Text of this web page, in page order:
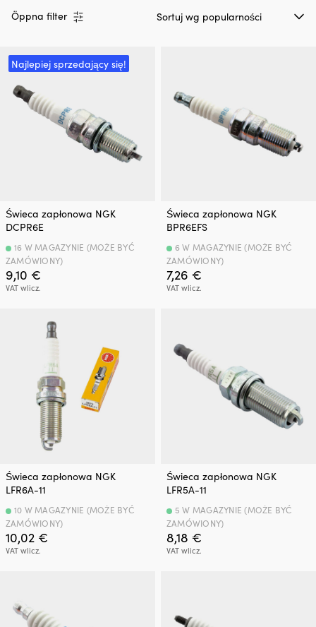
Öppna filter
Najlepiej sprzedający się!
Świeca zapłonowa NGK
DCPR6E
9,10 €
VAT wlicz.
16 W MAGAZYNIE (MOŻE BYĆ
ZAMÓWIONY)
Świeca zapłonowa NGK
BPR6EFS
7,26 €
VAT wlicz.
6 W MAGAZYNIE (MOŻE BYĆ
ZAMÓWIONY)
Świeca zapłonowa NGK
LFR6A-11
10,02 €
VAT wlicz.
10 W MAGAZYNIE (MOŻE BYĆ
ZAMÓWIONY)
Świeca zapłonowa NGK
LFR5A-11
8,18 €
VAT wlicz.
5 W MAGAZYNIE (MOŻE BYĆ
ZAMÓWIONY)